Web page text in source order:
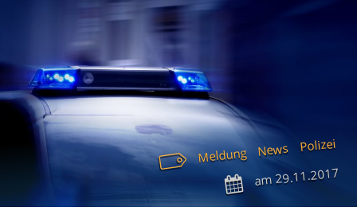
Meldung News Polizei
am29.11.2017